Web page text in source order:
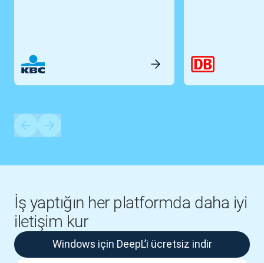
İş yaptığın her platformda daha iyi
iletişim kur
Windows için DeepL’i ücretsiz indir